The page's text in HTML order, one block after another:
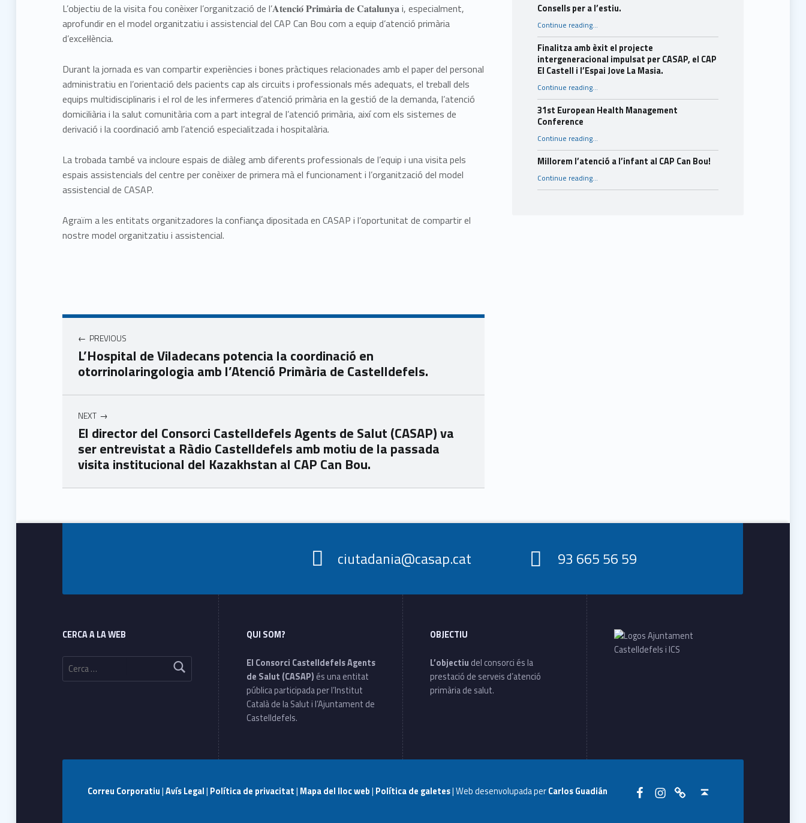
L’objectiu de la visita fou conèixer l’organització de l’𝐀𝐭𝐞𝐧𝐜𝐢𝐨́ 𝐏𝐫𝐢𝐦𝐚̀𝐫𝐢𝐚 𝐝𝐞 𝐂𝐚𝐭𝐚𝐥𝐮𝐧𝐲𝐚 i, especialment,
aprofundir en el model organitzatiu i assistencial del CAP Can Bou com a equip d’atenció primària
d’excel·lència.
Durant la jornada es van compartir experiències i bones pràctiques relacionades amb el paper del personal
administratiu en l’orientació dels pacients cap als circuits i professionals més adequats, el treball dels
equips multidisciplinaris i el rol de les infermeres d’atenció primària en la gestió de la demanda, l’atenció
domiciliària i la salut comunitària com a part integral de l’atenció primària, així com els sistemes de
derivació i la coordinació amb l’atenció especialitzada i hospitalària.
La trobada també va incloure espais de diàleg amb diferents professionals de l’equip i una visita pels
espais assistencials del centre per conèixer de primera mà el funcionament i l’organització del model
assistencial de CASAP.
Agraïm a les entitats organitzadores la confiança dipositada en CASAP i l’oportunitat de compartir el
nostre model organitzatiu i assistencial.
Navegació d'entrades
PREVIOUS
L’Hospital de Viladecans potencia la coordinació en
otorrinolaringologia amb l’Atenció Primària de Castelldefels.
NEXT
El director del Consorci Castelldefels Agents de Salut (CASAP) va
ser entrevistat a Ràdio Castelldefels amb motiu de la passada
visita institucional del Kazakhstan al CAP Can Bou.
Skip back to main navigation
Consells per a l’estiu.
Continue reading…
Finalitza amb èxit el projecte
intergeneracional impulsat per CASAP, el CAP
El Castell i l’Espai Jove La Masia.
Continue reading“Finalitza amb èxit el projecte intergeneracional impulsat per CASAP, el CAP El Castell i l’Espai Jove La Masia.”
…
31st European Health Management
Conference
Continue reading“31st European Health Management Conference”
…
Millorem l’atenció a l’infant al CAP Can Bou!
Continue reading“Millorem l’atenció a l’infant al CAP Can Bou!”
…
Footer info sidebar
ciutadania@casap.cat 93 665 56 59
Footer sidebar
CERCA A LA WEB
Cerca:
QUI SOM?
El Consorci Castelldefels Agents
de Salut (CASAP) és una entitat
pública participada per l’Institut
Català de la Salut i l’Ajuntament de
Castelldefels.
OBJECTIU
L’objectiu del consorci és la
prestació de serveis d’atenció
primària de salut.
Correu Corporatiu|Avís Legal| Política de privacitat| Mapa del lloc web| Política de galetes| Web desenvolupada perCarlos Guadián Seguiu-nos a Facebook
Seguiu-nos a Instagram
Seguiu-nos a WhatsApp